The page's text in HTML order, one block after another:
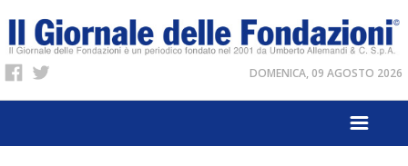
DOMENICA, 09 AGOSTO 2026